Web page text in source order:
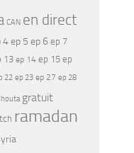
CAN en direct
4ep 5 ep 6 ep 7
13 ep 14 ep 15 ep
22 ep 23 ep 27 ep 28
gratuit
ramadan